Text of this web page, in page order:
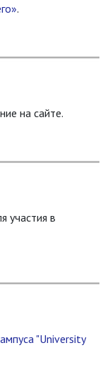
.
на сайте.
участия в
"University